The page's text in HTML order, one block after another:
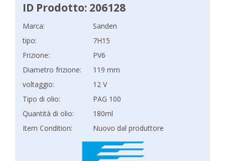
ID Prodotto: 206128
Marca:
Sanden
tipo:
7H15
Frizione:
PV6
Diametro frizione:
119 mm
voltaggio:
12 V
Tipo di olio:
PAG 100
Quantità di olio:
180ml
Item Condition:
Nuovo dal produttore